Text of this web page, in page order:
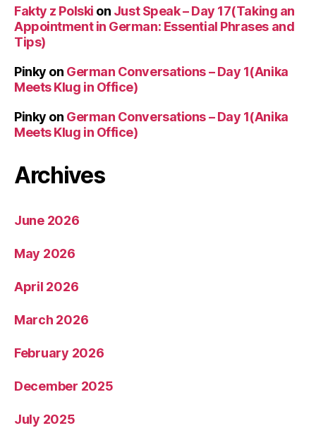
Fakty z Polski on Just Speak – Day 17(Taking an
Appointment in German: Essential Phrases and
Tips)
Pinky on German Conversations – Day 1(Anika
Meets Klug in Office)
Pinky on German Conversations – Day 1(Anika
Meets Klug in Office)
Archives
June 2026
May 2026
April 2026
March 2026
February 2026
December 2025
July 2025